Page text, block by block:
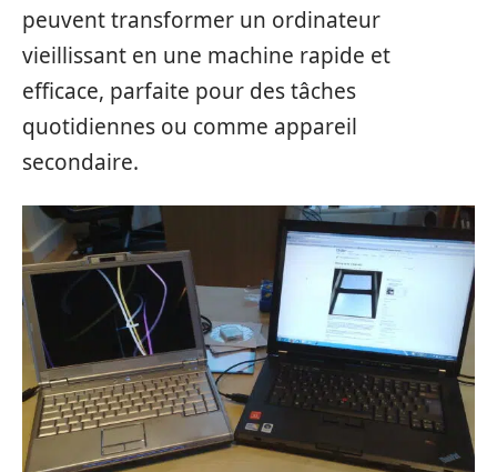
peuvent transformer un ordinateur
vieillissant en une machine rapide et
efficace, parfaite pour des tâches
quotidiennes ou comme appareil
secondaire.